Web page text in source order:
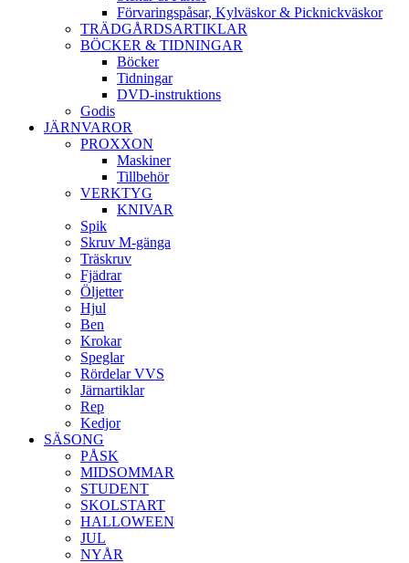
Förvaringspåsar, Kylväskor & Picknickväskor
TRÄDGÅRDSARTIKLAR
BÖCKER & TIDNINGAR
Böcker
Tidningar
DVD-instruktions
Godis
JÄRNVAROR
PROXXON
Maskiner
Tillbehör
VERKTYG
KNIVAR
Spik
Skruv M-gänga
Träskruv
Fjädrar
Öljetter
Hjul
Ben
Krokar
Speglar
Rördelar VVS
Järnartiklar
Rep
Kedjor
SÄSONG
PÅSK
MIDSOMMAR
STUDENT
SKOLSTART
HALLOWEEN
JUL
NYÅR